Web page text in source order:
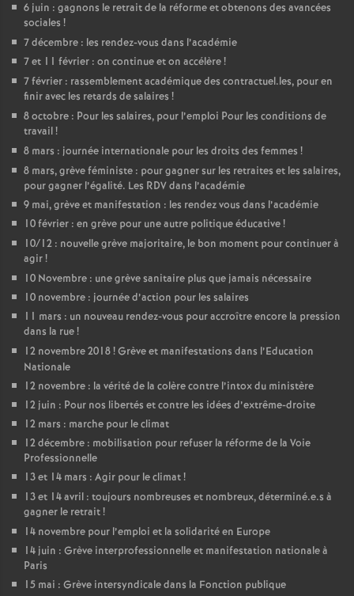
6 juin : gagnons le retrait de la réforme et obtenons des avancées
sociales !
7 décembre : les rendez-vous dans l’académie
7 et 11 février : on continue et on accélère!
7 février : rassemblement académique des contractuel.les, pour en
finir avec les retards de salaires !
8 octobre : Pour les salaires, pour l’emploi Pour les conditions de
travail!
8 mars : journée internationale pour les droits des femmes !
8 mars, grève féministe : pour gagner sur les retraites et les salaires,
pour gagner l’égalité. Les RDV dans l’académie
9 mai, grève et manifestation : les rendez vous dans l’académie
10 février : en grève pour une autre politique éducative!
10/12 : nouvelle grève majoritaire, le bon moment pour continuer à
agir!
10 Novembre : une grève sanitaire plus que jamais nécessaire
10 novembre : journée d’action pour les salaires
11 mars : un nouveau rendez-vous pour accroître encore la pression
dans la rue!
12 novembre 2018! Grève et manifestations dans l’Education
Nationale
12 novembre : la vérité de la colère contre l’intox du ministère
12 juin : Pour nos libertés et contre les idées d’extrême-droite
12 mars : marche pour le climat
12 décembre : mobilisation pour refuser la réforme de la Voie
Professionnelle
13 et 14 mars : Agir pour le climat!
13 et 14 avril : toujours nombreuses et nombreux, déterminé.e.s à
gagner le retrait!
14 novembre pour l’emploi et la solidarité en Europe
14 juin : Grève interprofessionnelle et manifestation nationale à
Paris
15 mai : Grève intersyndicale dans la Fonction publique